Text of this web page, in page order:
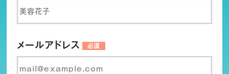
メールアドレス 必須